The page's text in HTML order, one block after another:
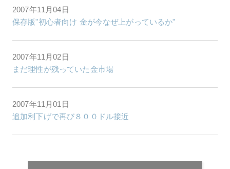
2007年11月04日
保存版"初心者向け 金が今なぜ上がっているか"
2007年11月02日
まだ理性が残っていた金市場
2007年11月01日
追加利下げで再び８００ドル接近